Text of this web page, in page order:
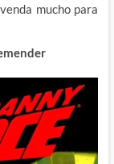
mucho para